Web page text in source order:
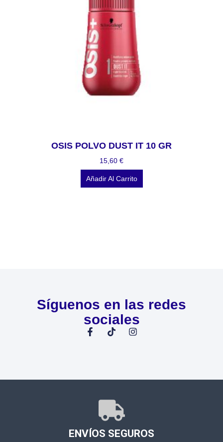
OSIS POLVO DUST IT 10 GR
15,60 €
Añadir Al Carrito
Síguenos en las redes
sociales
ENVÍOS SEGUROS